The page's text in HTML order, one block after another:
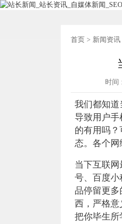
首页 > 新闻资讯
时间
我们都知道
导致用户
的有用吗
态。各个网
当下互联
号、百度小
品停留更
西，严格
把你毕生